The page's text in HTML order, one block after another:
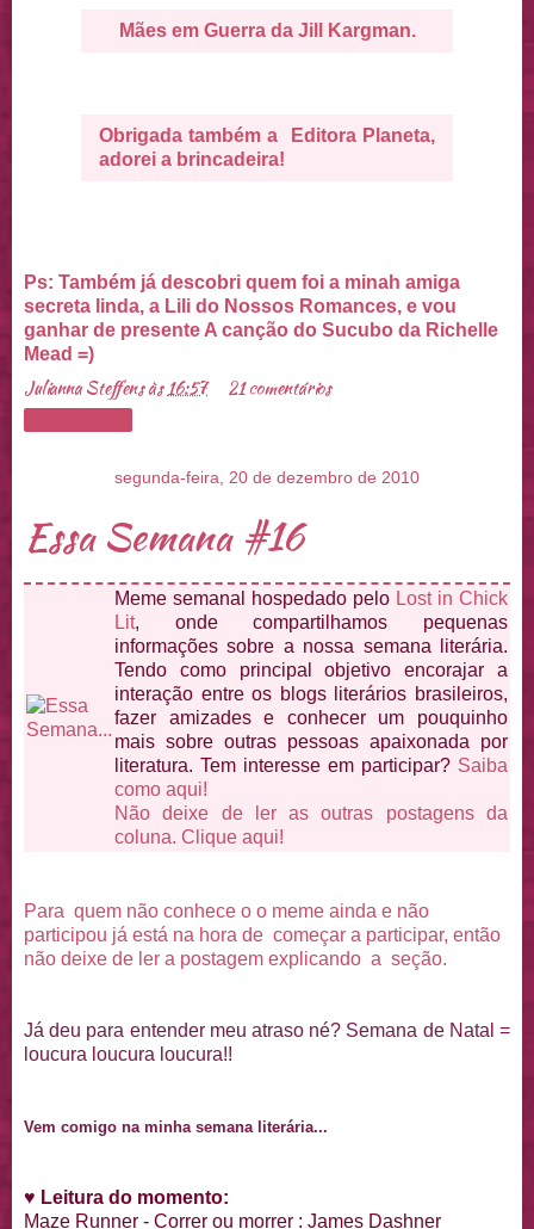
Mães em Guerra da Jill Kargman.
Obrigada também a Editora Planeta,
adorei a brincadeira!
Ps: Também já descobri quem foi a minah amiga
secreta linda, a Lili do Nossos Romances, e vou
ganhar de presente A canção do Sucubo da Richelle
Mead =)
Julianna Steffensàs16:57 21 comentários
segunda-feira, 20 de dezembro de 2010
Essa Semana #16
Meme semanal hospedado pelo Lost in Chick
Lit, onde compartilhamos pequenas
informações sobre a nossa semana literária.
Tendo como principal objetivo encorajar a
interação entre os blogs literários brasileiros,
fazer amizades e conhecer um pouquinho
mais sobre outras pessoas apaixonada por
literatura. Tem interesse em participar? Saiba
como aqui!
Não deixe de ler as outras postagens da
coluna. Clique aqui!
Para quem não conhece o o meme ainda e não
participou já está na hora de começar a participar, então
não deixe de ler a postagem explicando a seção.
Já deu para entender meu atraso né? Semana de Natal =
loucura loucura loucura!!
Vem comigo na minha semana literária...
♥ Leitura do momento:
Maze Runner - Correr ou morrer : James Dashner